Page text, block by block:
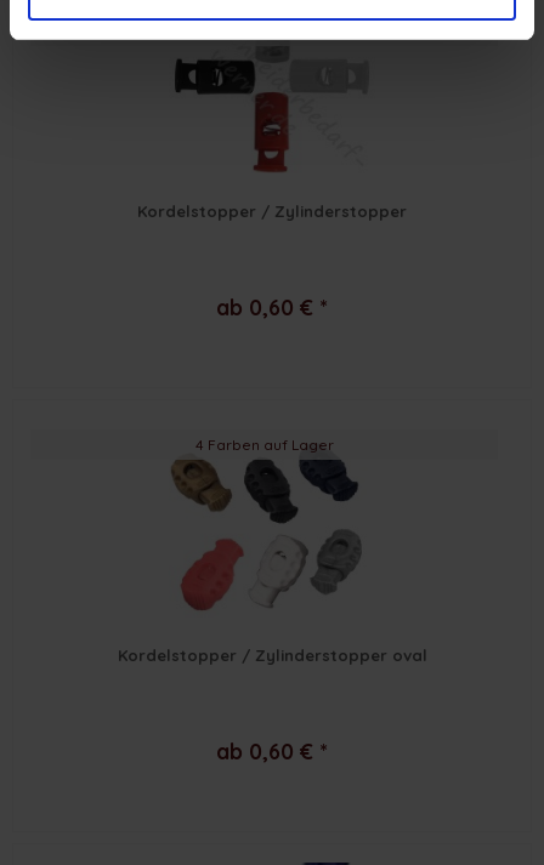
Kordelstopper / Zylinderstopper
ab 0,60 € *
4 Farben auf Lager
Kordelstopper / Zylinderstopper oval
ab 0,60 € *